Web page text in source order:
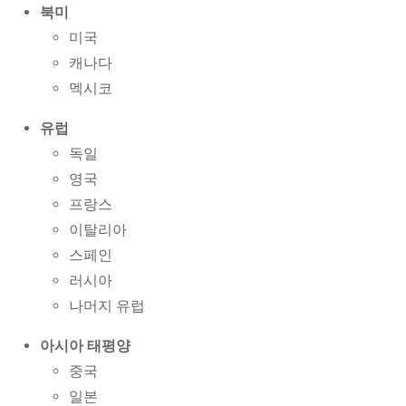
북미
미국
캐나다
멕시코
유럽
독일
영국
프랑스
이탈리아
스페인
러시아
나머지 유럽
아시아 태평양
중국
일본